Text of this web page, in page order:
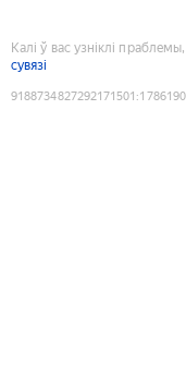
Калі ў вас узніклі
сувязі
9188734827292171501 :